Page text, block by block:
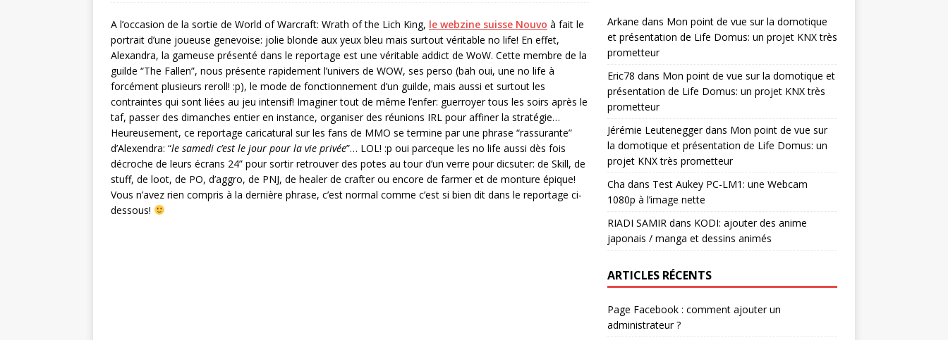
A l’occasion de la sortie de World of Warcraft: Wrath of the Lich King, le webzine suisse Nouvo à fait le
portrait d’une joueuse genevoise: jolie blonde aux yeux bleu mais surtout véritable no life! En effet,
Alexandra, la gameuse présenté dans le reportage est une véritable addict de WoW. Cette membre de la
guilde “The Fallen”, nous présente rapidement l’univers de WOW, ses perso (bah oui, une no life à
forcément plusieurs reroll! :p), le mode de fonctionnement d’un guilde, mais aussi et surtout les
contraintes qui sont liées au jeu intensif! Imaginer tout de même l’enfer: guerroyer tous les soirs après le
taf, passer des dimanches entier en instance, organiser des réunions IRL pour affiner la stratégie…
Heureusement, ce reportage caricatural sur les fans de MMO se termine par une phrase “rassurante”
d’Alexendra: “le samedi c’est le jour pour la vie privée”… LOL! :p oui parceque les no life aussi dès fois
décroche de leurs écrans 24” pour sortir retrouver des potes au tour d’un verre pour dicsuter: de Skill, de
stuff, de loot, de PO, d’aggro, de PNJ, de healer de crafter ou encore de farmer et de monture épique!
Vous n’avez rien compris à la dernière phrase, c’est normal comme c’est si bien dit dans le reportage ci-
dessous!
Arkane dans Mon point de vue sur la domotique
et présentation de Life Domus: un projet KNX très
prometteur
Eric78 dans Mon point de vue sur la domotique et
présentation de Life Domus: un projet KNX très
prometteur
Jérémie Leuteneggerdans Mon point de vue sur
la domotique et présentation de Life Domus: un
projet KNX très prometteur
Cha dans Test Aukey PC-LM1: une Webcam
1080p à l’image nette
RIADI SAMIR dans KODI: ajouter des anime
japonais / manga et dessins animés
ARTICLES RÉCENTS
Page Facebook : comment ajouter un
administrateur ?